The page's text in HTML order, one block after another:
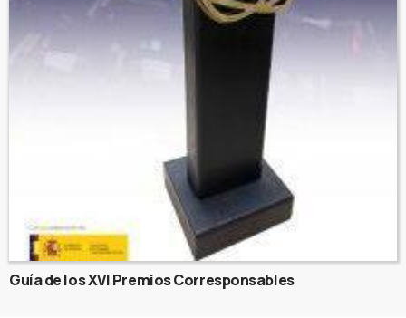
Guía de los XVI Premios Corresponsables